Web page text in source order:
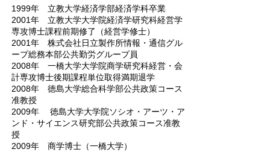
1999年 立教大学経済学部経済学科卒業
2001年 立教大学大学院経済学研究科経営学
専攻博士課程前期修了（経営学修士）
2001年 株式会社日立製作所情報・通信グル
ープ総務本部公共勤労グループ員
2008年 一橋大学大学院商学研究科経営・会
計専攻博士後期課程単位取得満期退学
2008年 徳島大学総合科学部公共政策コース
准教授
2009年 徳島大学大学院ソシオ・アーツ・ア
ンド・サイエンス研究部公共政策コース准教
授
2009年 商学博士（一橋大学）